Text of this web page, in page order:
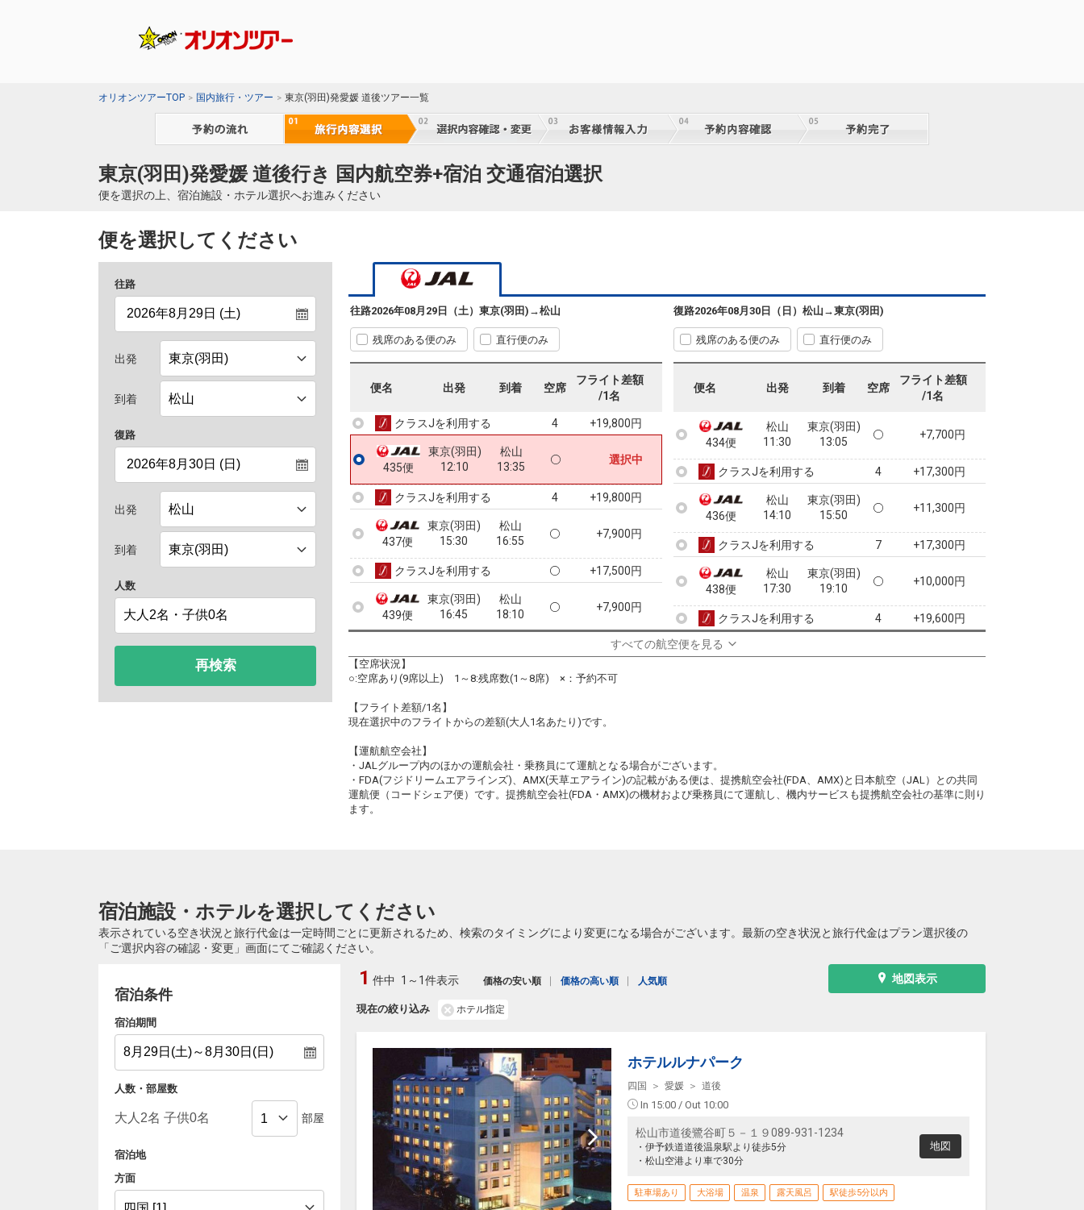
オリオンツアーTOP 国内旅行・ツアー 東京(羽田)発愛媛 道後ツアー一覧
東京(羽田)発愛媛 道後行き 国内航空券+宿泊 交通宿泊選択
便を選択の上、宿泊施設・ホテル選択へお進みください
便を選択してください
往路
出発
到着
復路
出発
到着
人数
再検索
往路2026年08月29日（土） 東京(羽田) →松山
残席のある便のみ 直行便のみ
便名 出発 到着 空席
フライト差額
/1名
東京(羽田)
06:50
松山
08:10
クラスJを利用する 8
433便
09:30
松山
10:55
+10,200円
クラスJを利用する 4 +19,800円
435便
東京(羽田)
12:10
松山
13:35
選択中
クラスJを利用する 4 +19,800円
437便
東京(羽田)
15:30
松山
16:55
+7,900円
クラスJを利用する +17,500円
439便
東京(羽田)
16:45
松山
18:10
+7,900円
+200円
443便
東京(羽田)
19:50
松山
21:10
+17,000円
クラスJを利用する +17,500円
復路2026年08月30日（日） 松山 →東京(羽田)
残席のある便のみ 直行便のみ
便名 出発 到着 空席
フライト差額
/1名
430便
07:10
08:40
クラスJを利用する
松山
東京(羽田)
+7,700円
選択中
434便
松山
11:30
東京(羽田)
13:05
+7,700円
クラスJを利用する 4 +17,300円
436便
松山
14:10
東京(羽田)
15:50
+11,300円
クラスJを利用する 7 +17,300円
438便
松山
17:30
東京(羽田)
19:10
+10,000円
クラスJを利用する 4 +19,600円
+10,000円
すべての航空便を見る
【空席状況】
○:空席あり(9席以上) 1～8:残席数(1～8席) ×：予約不可
【フライト差額/1名】
現在選択中のフライトからの差額(大人1名あたり)です。
【運航航空会社】
・JALグループ内のほかの運航会社・乗務員にて運航となる場合がございます。
・FDA(フジドリームエアラインズ)、AMX(天草エアライン)の記載がある便は、提携航空会社(FDA、AMX)と日本航空（JAL）との共同
運航便（コードシェア便）です。提携航空会社(FDA・AMX)の機材および乗務員にて運航し、機内サービスも提携航空会社の基準に則り
ます。
宿泊施設・ホテルを選択してください
表示されている空き状況と旅行代金は一定時間ごとに更新されるため、検索のタイミングにより変更になる場合がございます。最新の空き状況と旅行代金はプラン選択後の
「ご選択内容の確認・変更」画面にてご確認ください。
宿泊条件
宿泊期間
人数・部屋数
部屋
宿泊地
方面
地図表示
現在の絞り込み ホテル指定
1 件中 1～1件表示 価格の安い順 価格の高い順 人気順
ホテルルナパーク
四国 愛媛 道後
In 15:00 / Out 10:00
松山市道後鷺谷町５－１９089-931-1234
・伊予鉄道道後温泉駅より徒歩5分
・松山空港より車で30分
地図
駐車場あり 大浴場 温泉 露天風呂 駅徒歩5分以内